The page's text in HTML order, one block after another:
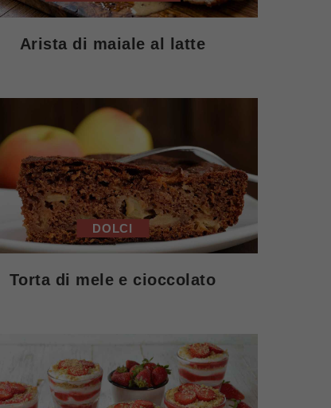
Arista di maiale al latte
DOLCI
Torta di mele e cioccolato